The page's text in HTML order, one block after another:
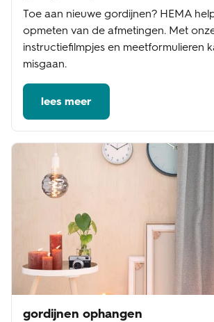
Toe aan nieuwe gordijnen? HEMA
opmeten van de afmetingen. Met
instructiefilmpjes en meetformulieren
misgaan.
lees meer
gordijnen ophangen